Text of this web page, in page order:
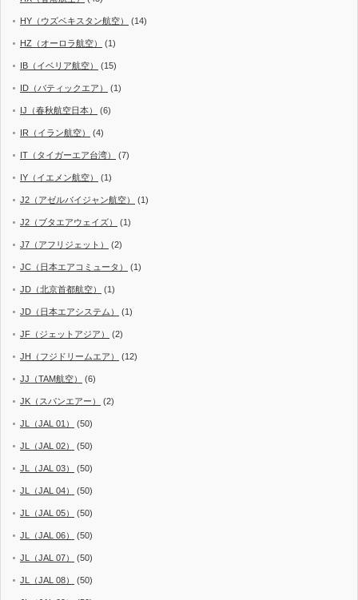
HY（ウズベキスタン航空） (14)
HZ（オーロラ航空） (1)
IB（イベリア航空） (15)
ID（バティックエア） (1)
IJ（春秋航空日本） (6)
IR（イラン航空） (4)
IT（タイガーエア台湾） (7)
IY（イエメン航空） (1)
J2（アゼルバイジャン航空） (1)
J2（ブタエアウェイズ） (1)
J7（アフリジェット） (2)
JC（日本エアコミュータ） (1)
JD（北京首都航空） (1)
JD（日本エアシステム） (1)
JF（ジェットアジア） (2)
JH（フジドリームエア） (12)
JJ（TAM航空） (6)
JK（スパンエアー） (2)
JL（JAL 01） (50)
JL（JAL 02） (50)
JL（JAL 03） (50)
JL（JAL 04） (50)
JL（JAL 05） (50)
JL（JAL 06） (50)
JL（JAL 07） (50)
JL（JAL 08） (50)